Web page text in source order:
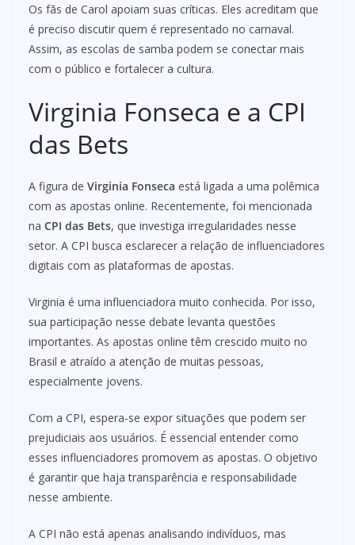
Os fãs de Carol apoiam suas críticas. Eles acreditam que
é preciso discutir quem é representado no carnaval.
Assim, as escolas de samba podem se conectar mais
com o público e fortalecer a cultura.
Virginia Fonseca e a CPI
das Bets
A figura de Virginia Fonseca está ligada a uma polêmica
com as apostas online. Recentemente, foi mencionada
na CPI das Bets, que investiga irregularidades nesse
setor. A CPI busca esclarecer a relação de influenciadores
digitais com as plataformas de apostas.
Virginia é uma influenciadora muito conhecida. Por isso,
sua participação nesse debate levanta questões
importantes. As apostas online têm crescido muito no
Brasil e atraído a atenção de muitas pessoas,
especialmente jovens.
Com a CPI, espera-se expor situações que podem ser
prejudiciais aos usuários. É essencial entender como
esses influenciadores promovem as apostas. O objetivo
é garantir que haja transparência e responsabilidade
nesse ambiente.
A CPI não está apenas analisando indivíduos, mas